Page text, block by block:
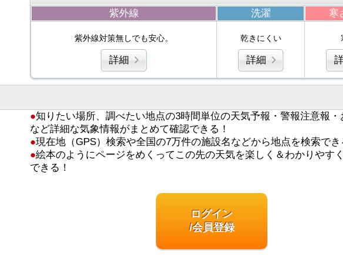
紫外線 洗濯 寒
紫外線対策無しでも安心。
詳細
乾きにくい
詳細
●知りたい場所、調べたい地点の3時間単位の天気予報・警報注意報・
など詳細な気象情報がまとめて確認できる！
●現在地（GPS）検索や全国の7万件の施設名などから地点を検索でき
●絵本のようにページをめくってこの先の天気を楽しく＆わかりやす
できる！
ログイン
/会員登録